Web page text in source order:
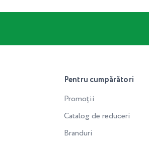
Pentru cumpărători
Promoții
Catalog de reduceri
Branduri